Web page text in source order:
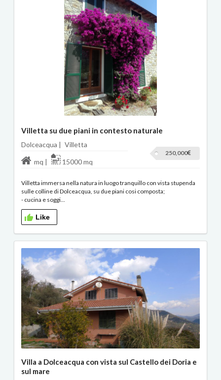
Villetta su due piani in contesto naturale
Dolceacqua | Villetta
250,000
mq | 15000 mq
Villetta immersa nella natura in luogo tranquillo con vista stupenda
sulle colline di Dolceacqua, su due piani cosi composta;
- cucina e soggi...
Like
Villa a Dolceacqua con vista sul Castello dei Doria e
sul mare